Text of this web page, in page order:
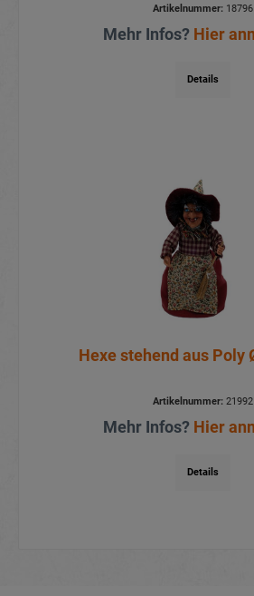
Artikelnummer:18796
Mehr Infos? Hier
Details
Hexe stehend aus Poly
Artikelnummer:21992
Mehr Infos? Hier
Details